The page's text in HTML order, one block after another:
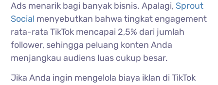
Ads menarik bagi banyak bisnis. Apalagi, Sprout
Social menyebutkan bahwa tingkat engagement
rata-rata TikTok mencapai 2,5% dari jumlah
follower, sehingga peluang konten Anda
menjangkau audiens luas cukup besar.
Jika Anda ingin mengelola biaya iklan di TikTok